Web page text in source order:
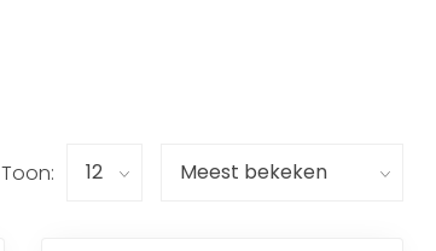
Toon: